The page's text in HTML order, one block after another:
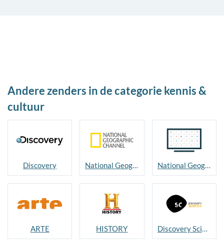
Andere zenders in de categorie kennis &
cultuur
Discovery National Geographic National Geographic WILD
ARTE HISTORY Discovery Science